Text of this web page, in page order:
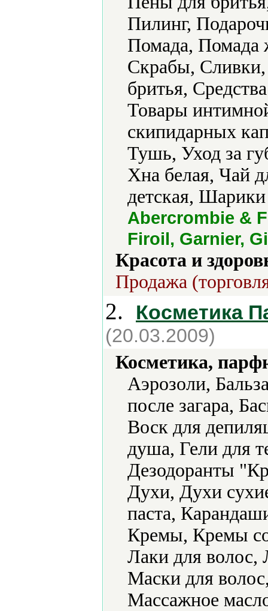
Пилинг,
Помада, Помада
Скрабы,
бритья,
Товары
скипидарных
Тушь, Уход за
Хна белая, Чай
детская,
Abercrombie &
Firoil, Garnier,
Красота и
Продажа
2. Косметика
(20.03.2009)
Косметика,
Аэрозоли,
после загара,
Воск для
душа, Гели для
Дезодоранты
Духи, Духи
паста,
Кремы, Кремы
Лаки для волос,
Маски для
Массажное